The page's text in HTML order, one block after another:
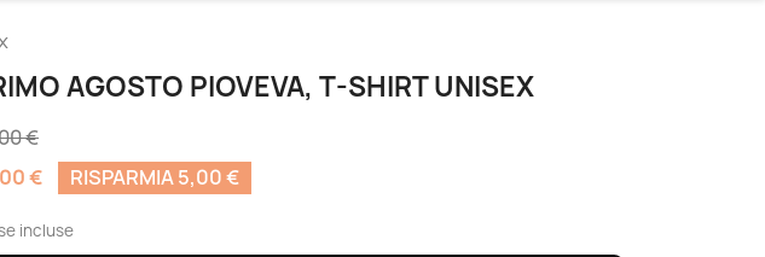
AGOSTO PIOVEVA, T-SHIRT UNISEX
€
€
RISPARMIA 5,00 €
incluse